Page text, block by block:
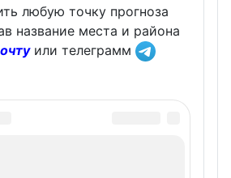
любую точку прогноза
название места и района
или телеграмм